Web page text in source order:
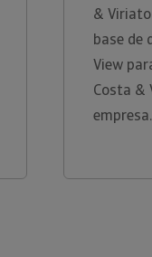
&
base de
View
Costa &
empresa.